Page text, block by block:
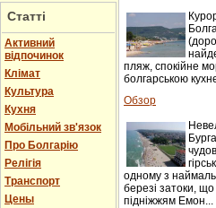
Статті
Активний
відпочинок
Клімат
Культура
Кухня
Мобільний зв'язок
Про Болгарію
Релігія
Транспорт
Цены
пляж, спокійне
болгарською
Обзор
одному з
березі затоки,
підніжжям Емон...